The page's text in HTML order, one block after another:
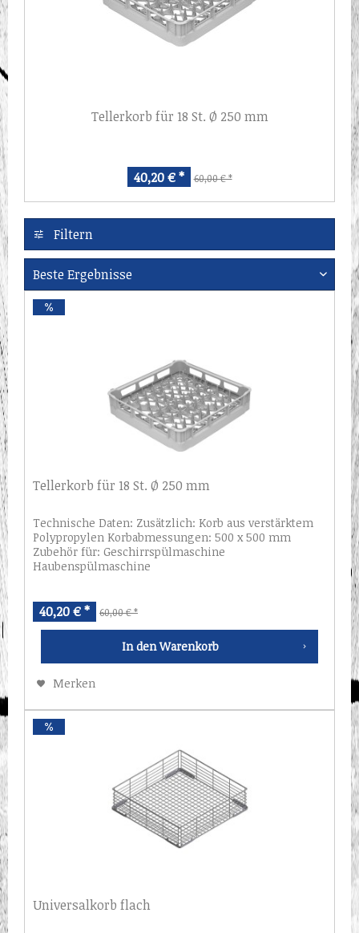
Tellerkorb für 18 St. Ø 250 mm
40,20 € * 60,00 € *
Filtern
Tellerkorb für 18 St. Ø 250 mm
Technische Daten: Zusätzlich: Korb aus verstärktem
Polypropylen Korbabmessungen: 500 x 500 mm
Zubehör für: Geschirrspülmaschine
Haubenspülmaschine
40,20 € * 60,00 € *
In den Warenkorb
Merken
Universalkorb flach